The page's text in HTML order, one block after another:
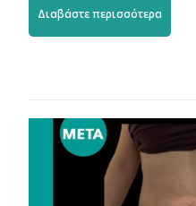
Διαβάστε περισσότερα